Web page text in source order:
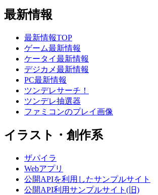
最新情報
最新情報TOP
ゲーム最新情報
ケータイ最新情報
デジカメ最新情報
PC最新情報
ツンデレサーチ！
ツンデレ抽選器
ファミコンのプレイ画像
イラスト・創作系
ザパイラ
Webアプリ
公開APIを利用したサンプルサイト
公開API利用サンプルサイト(旧)